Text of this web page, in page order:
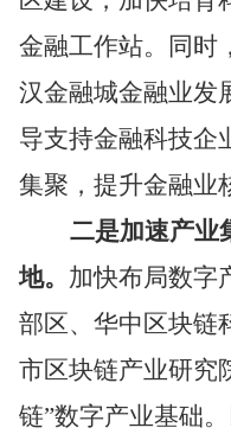
金融工作站。同时
汉金融城金融业发
导支持金融科技企
集聚，提升金融业
二是加速产业
地。 加快布局数字
部区、华中区块链
市区块链产业研究
链”数字产业基础